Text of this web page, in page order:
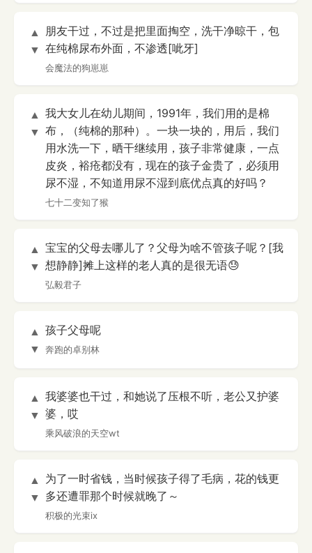
▲
▼
朋友干过，不过是把里面掏空，洗干净晾干，包
在纯棉尿布外面，不渗透[呲牙]
会魔法的狗崽崽
▲
▼
我大女儿在幼儿期间，1991年，我们用的是棉
布，（纯棉的那种）。一块一块的，用后，我们
用水洗一下，晒干继续用，孩子非常健康，一点
皮炎，裕疮都没有，现在的孩子金贵了，必须用
尿不湿，不知道用尿不湿到底优点真的好吗？
七十二变知了猴
▲
▼
宝宝的父母去哪儿了？父母为啥不管孩子呢？[我
想静静]摊上这样的老人真的是很无语😓
弘毅君子
▲
▼
孩子父母呢
奔跑的卓别林
▲
▼
我婆婆也干过，和她说了压根不听，老公又护婆
婆，哎
乘风破浪的天空wt
▲
▼
为了一时省钱，当时候孩子得了毛病，花的钱更
多还遭罪那个时候就晚了～
积极的光束ix